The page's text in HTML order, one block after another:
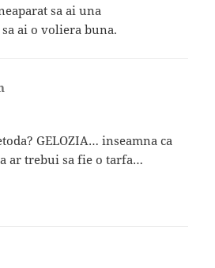
sa ai una
ai o voliera buna.
GELOZIA… inseamna ca
ar trebui sa fie o tarfa…